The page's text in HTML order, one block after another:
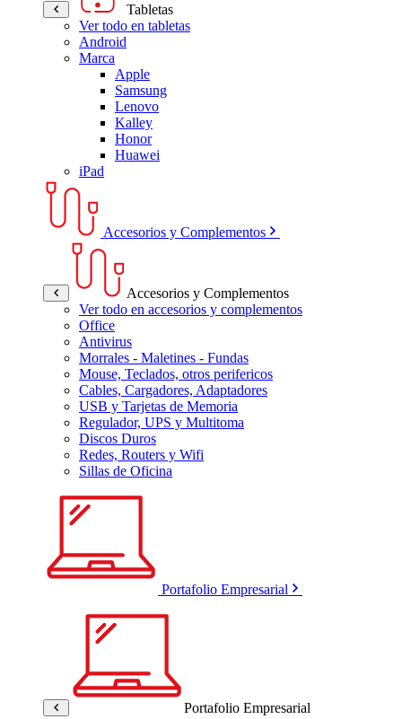
Tabletas
Ver todo en tabletas
Android
Marca
Apple
Samsung
Lenovo
Kalley
Honor
Huawei
iPad
Accesorios y Complementos
Accesorios y Complementos
Ver todo en accesorios y complementos
Office
Antivirus
Morrales - Maletines - Fundas
Mouse, Teclados, otros perifericos
Cables, Cargadores, Adaptadores
USB y Tarjetas de Memoria
Regulador, UPS y Multitoma
Discos Duros
Redes, Routers y Wifi
Sillas de Oficina
Portafolio Empresarial
Portafolio Empresarial